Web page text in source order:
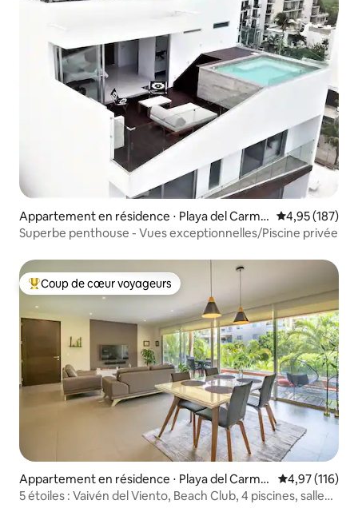
Appartement en résidence ⋅ Playa del Carme
n
Évaluation
4,95 (187)
Superbe penthouse - Vues exceptionnelles/Piscine privée
Coups de cœur voyageurs les plus appréciés
Coup de cœur voyageurs
Appartement en résidence ⋅ Playa del Carme
n, Yucatán
Évaluation
4,97 (116)
5 étoiles : Vaivén del Viento, Beach Club, 4 piscines, salle